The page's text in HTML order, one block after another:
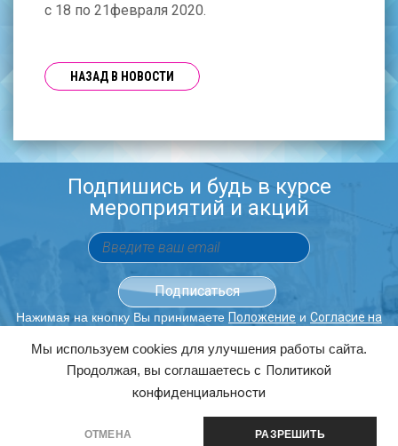
Мы используем cookies для улучшения работы сайта.
Продолжая, вы соглашаетесь с Политикой
конфиденциальности
ОТМЕНА РАЗРЕШИТЬ
с 18 по 21февраля 2020
НАЗАД В НОВОСТИ
Подпишись и будь в курсе
мероприятий и акций
Нажимая на кнопку Вы принимаете Положение и Согласие на
3630080@URAL.SKI